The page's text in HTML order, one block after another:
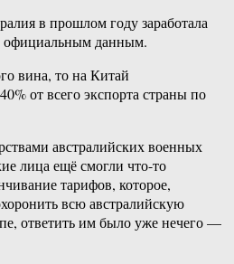
в прошлом году заработала
официальным данным.
вина, то на Китай
от всего экспорта страны по
австралийских военных
лица ещё смогли что-то
тарифов, которое,
всю австралийскую
ответить им было уже нечего —